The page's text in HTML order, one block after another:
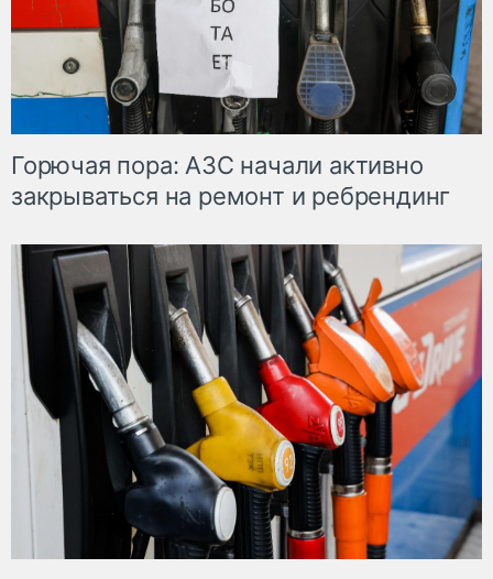
Горючая пора: АЗС начали активно
закрываться на ремонт и ребрендинг